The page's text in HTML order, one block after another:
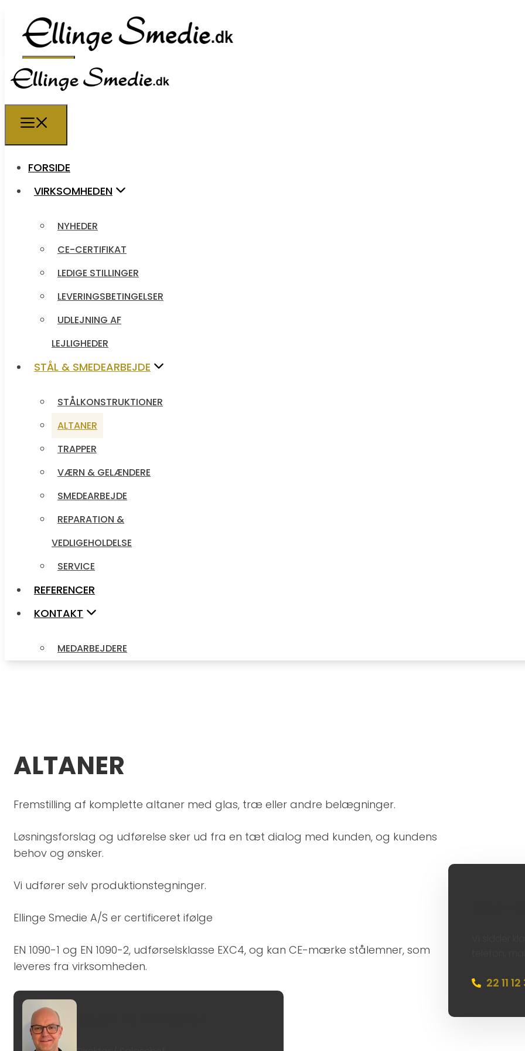
FORSIDE
VIRKSOMHEDEN
CE-CERTIFIKAT
LEDIGE STILLINGER
LEVERINGSBETINGELSER
UDLEJNING AF
LEJLIGHEDER
STÅL & SMEDEARBEJDE
ALTANER
TRAPPER
VÆRN & GELÆNDERE
SMEDEARBEJDE
REPARATION &
VEDLIGEHOLDELSE
SERVICE
REFERENCER
KONTAKT
FORSIDE
VIRKSOMHEDEN
NYHEDER
CE-CERTIFIKAT
LEDIGE STILLINGER
LEVERINGSBETINGELSER
UDLEJNING AF
LEJLIGHEDER
STÅL & SMEDEARBEJDE
STÅLKONSTRUKTIONER
ALTANER
TRAPPER
VÆRN & GELÆNDERE
SMEDEARBEJDE
REPARATION &
VEDLIGEHOLDELSE
SERVICE
REFERENCER
KONTAKT
MEDARBEJDERE
ALTANER​
Fremstilling af komplette altaner med glas, træ eller andre belægninger.​
Løsningsforslag og udførelse sker ud fra en tæt dialog med kunden, og kundens
behov og ønsker.​
Vi udfører selv produktionstegninger.​
Ellinge Smedie A/S er certificeret ifølge​
EN 1090-1 og EN 1090-2, udførselsklasse EXC4, og kan CE-mærke stålemner, som
leveres fra virksomheden.​
22 11